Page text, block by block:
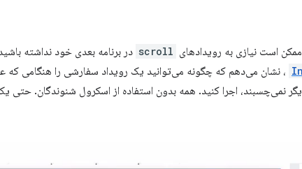
است نیازی به رویدادهای scroll در برنامه بعدی خود نداشته
، نشان می‌دهم که چگونه می‌توانید یک رویداد سفارشی را هنگامی که
نمی‌چسبند، اجرا کنید. همه بدون استفاده از اسکرول شنوندگان. حتی